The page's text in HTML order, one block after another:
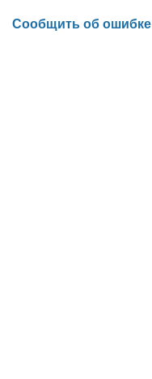
Сообщить об ошибке